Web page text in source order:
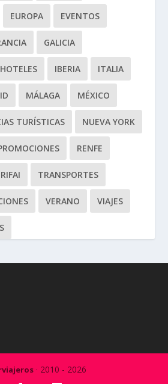
EUROPA EVENTOS
GALICIA
HOTELES IBERIA ITALIA
MÁLAGA MÉXICO
TURÍSTICAS NUEVA YORK
RENFE
TRANSPORTES
VERANO VIAJES
· 2010 - 2026